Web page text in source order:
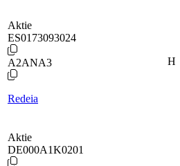
Aktie
ES0173093024
A2ANA3
Redeia
H
Aktie
DE000A1K0201